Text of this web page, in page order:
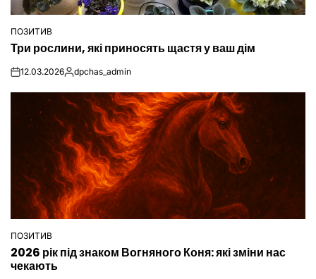
ОПУБЛІКУВАТИ
ПОЗИТИВ
Три рослини, які приносять щастя у ваш дім
on12.03.2026Опубліковано
dpchas_admin
ОПУБЛІКУВАТИ
У
ПОЗИТИВ
2026 рік під знаком Вогняного Коня: які зміни нас
чекають